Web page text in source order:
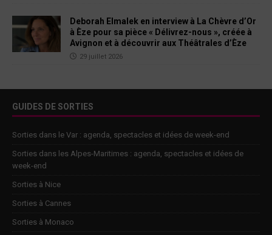
Deborah Elmalek en interview à La Chèvre d’Or
à Èze pour sa pièce « Délivrez-nous », créée à
Avignon et à découvrir aux Théâtrales d’Èze
29 juillet 2026
GUIDES DE SORTIES
Sorties dans le Var : agenda, spectacles et idées de week-end
Sorties dans les Alpes-Maritimes : agenda, spectacles et idées de
week-end
Sorties à Nice
Sorties à Cannes
Sorties à Monaco